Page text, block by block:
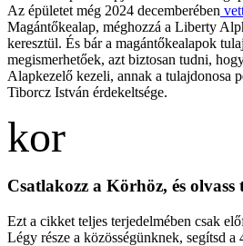
Az épületet még 2024 decemberében
Magántőkealap, méghozzá a Liberty
keresztül. És bár a magántőkealapok
megismerhetőek, azt biztosan tudni,
Alapkezelő kezeli, annak a tulajdonosa
Tiborcz István érdekeltsége.
Csatlakozz a Körhöz, és olvass
Ezt a cikket teljes terjedelmében csak
Légy része a közösségünknek, segítsd a